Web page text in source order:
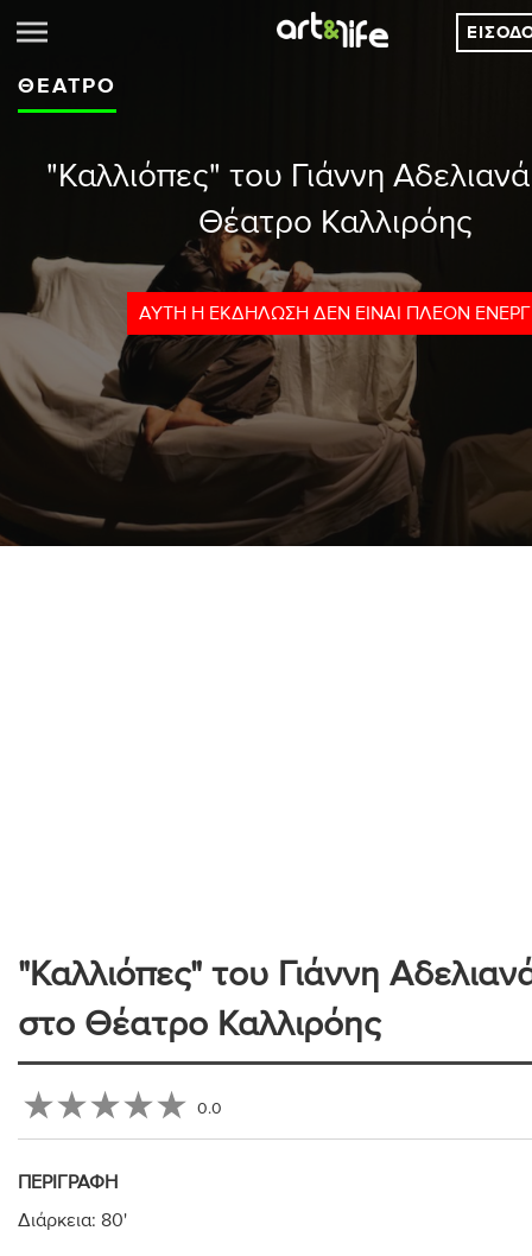
ΘΈΑΤΡΟ
"Καλλιόπες" του Γιάννη
Θέατρο Καλλιρόης
ΑΥΤΉ Η ΕΚΔΉΛΩΣΗ ΔΕΝ ΕΊΝΑΙ ΠΛΈΟΝ
"Καλλιόπες" του Γιάννη
στο Θέατρο Καλλιρόης
0.0
ΠΕΡΙΓΡΑΦΉ
Διάρκεια: 80'